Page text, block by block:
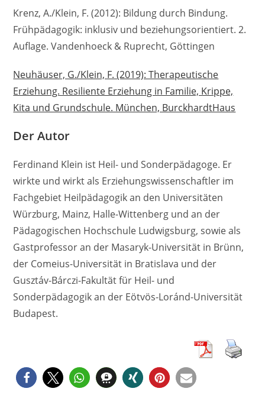
Krenz, A./Klein, F. (2012): Bildung durch Bindung.
Frühpädagogik: inklusiv und beziehungsorientiert. 2.
Auflage. Vandenhoeck & Ruprecht, Göttingen
Neuhäuser, G./Klein, F. (2019): Therapeutische
Erziehung. Resiliente Erziehung in Familie, Krippe,
Kita und Grundschule. München, BurckhardtHaus
Der Autor
Ferdinand Klein ist Heil- und Sonderpädagoge. Er
wirkte und wirkt als Erziehungswissenschaftler im
Fachgebiet Heilpädagogik an den Universitäten
Würzburg, Mainz, Halle-Wittenberg und an der
Pädagogischen Hochschule Ludwigsburg, sowie als
Gastprofessor an der Masaryk-Universität in Brünn,
der Comeius-Universität in Bratislava und der
Gusztáv-Bárczi-Fakultät für Heil- und
Sonderpädagogik an der Eötvös-Loránd-Universität
Budapest.